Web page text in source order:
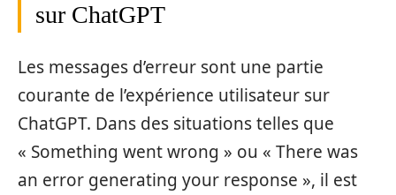
sur ChatGPT
Les messages d’erreur sont une partie
courante de l’expérience utilisateur sur
ChatGPT. Dans des situations telles que
« Something went wrong » ou « There was
an error generating your response », il est